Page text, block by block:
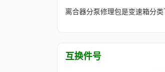
离合器分泵修理包是变速箱分
互换件号